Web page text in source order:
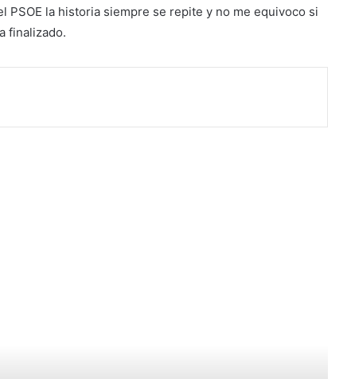
la historia siempre se repite y no me equivoco si
finalizado.